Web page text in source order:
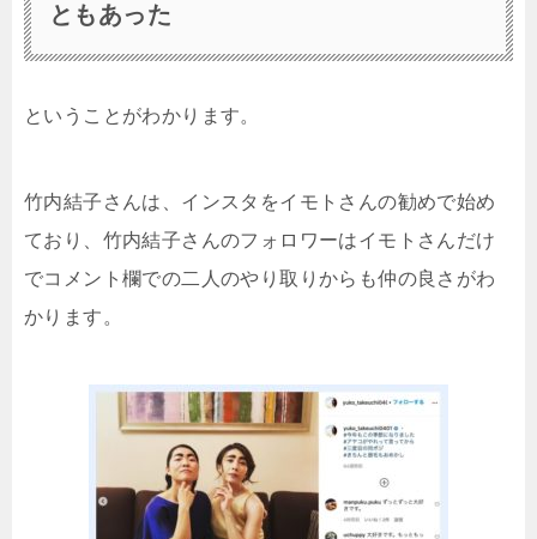
ともあった
ということがわかります。
竹内結子さんは、インスタをイモトさんの勧めで始め
ており、竹内結子さんのフォロワーはイモトさんだけ
でコメント欄での二人のやり取りからも仲の良さがわ
かります。